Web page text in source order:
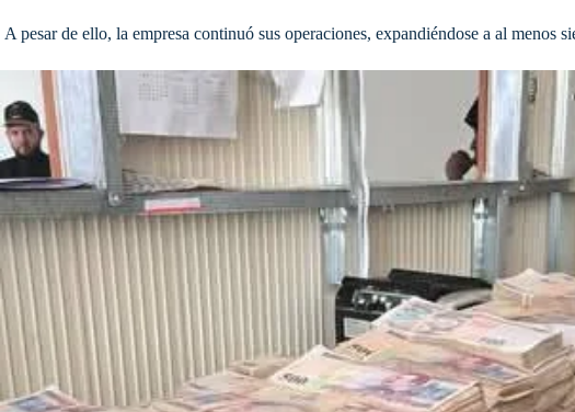
A pesar de ello, la empresa continuó sus operaciones, expandiéndose a al menos